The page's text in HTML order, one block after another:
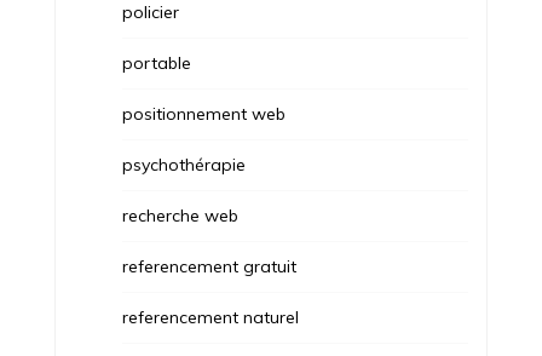
policier
portable
positionnement web
psychothérapie
recherche web
referencement gratuit
referencement naturel